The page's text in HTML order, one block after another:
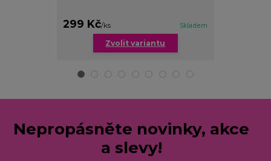
299 Kč/ks Skladem
Zvolit variantu
Nepropásněte novinky, akce
a slevy!